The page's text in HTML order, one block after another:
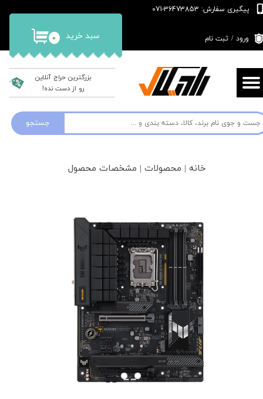
جستجو
پیگیری سفارش: 36473853-071
۰ سبد خرید ورود / ثبت نام
تغییر گذر واژه
سفارشات
بزرگترین حراج آنلاین
رو از دست نده!
خانه | محصولات | مشخصات محصول